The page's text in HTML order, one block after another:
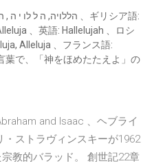
、英語: Hallelujah 、ロシ
Alleluja 、フランス語:
葉で、「神をほめたたえよ」の
and Isaac 、ヘブライ
教的バラッド。 創世記22章